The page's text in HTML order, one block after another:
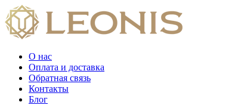
О нас
Оплата и доставка
Обратная связь
Контакты
Блог